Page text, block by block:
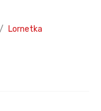
Lornetka